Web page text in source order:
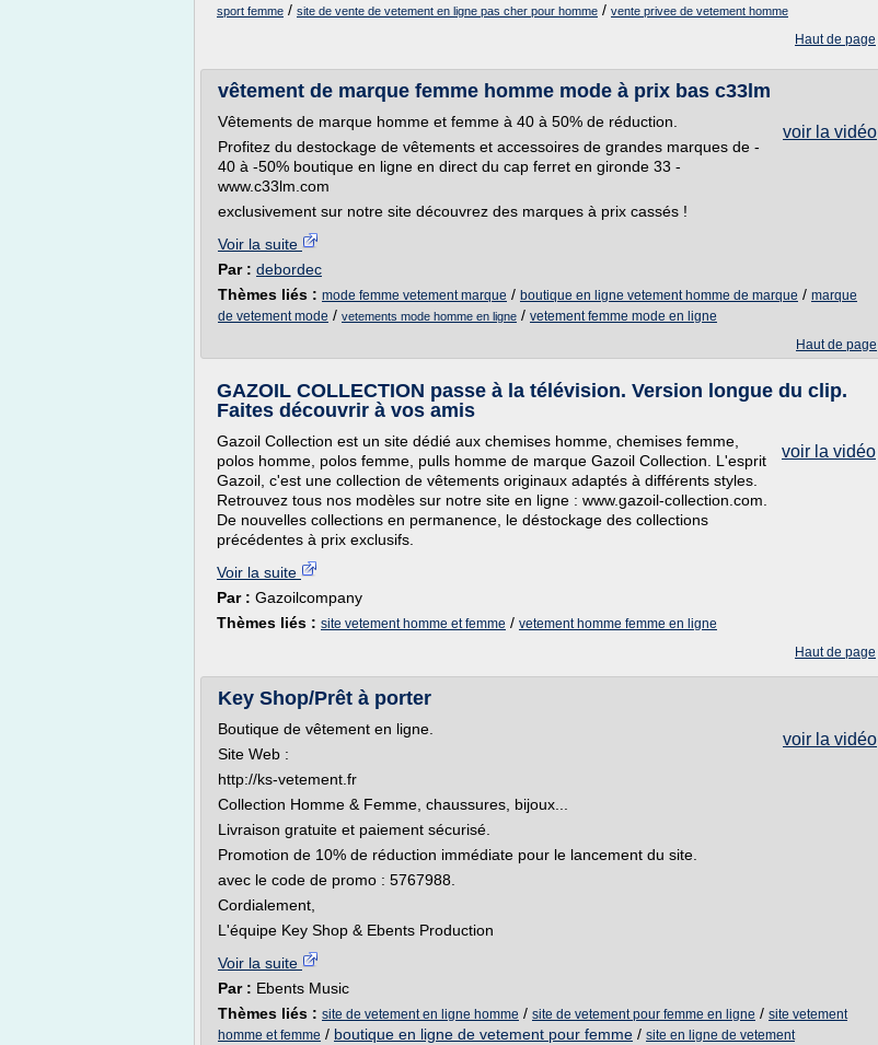
sport femme / site de vente de vetement en ligne pas cher pour homme / vente privee de vetement homme
Haut de page
vêtement de marque femme homme mode à prix bas c33lm
voir la vidéo
Vêtements de marque homme et femme à 40 à 50% de réduction.
Profitez du destockage de vêtements et accessoires de grandes marques de -
40 à -50% boutique en ligne en direct du cap ferret en gironde 33 -
www.c33lm.com
exclusivement sur notre site découvrez des marques à prix cassés !
Voir la suite
Par : debordec
Thèmes liés : mode femme vetement marque / boutique en ligne vetement homme de marque / marque
de vetement mode / vetements mode homme en ligne / vetement femme mode en ligne
Haut de page
GAZOIL COLLECTION passe à la télévision. Version longue du clip.
Faites découvrir à vos amis
voir la vidéo
Gazoil Collection est un site dédié aux chemises homme, chemises femme,
polos homme, polos femme, pulls homme de marque Gazoil Collection. L'esprit
Gazoil, c'est une collection de vêtements originaux adaptés à différents styles.
Retrouvez tous nos modèles sur notre site en ligne : www.gazoil-collection.com.
De nouvelles collections en permanence, le déstockage des collections
précédentes à prix exclusifs.
Voir la suite
Par : Gazoilcompany
Thèmes liés : site vetement homme et femme / vetement homme femme en ligne
Haut de page
Key Shop/Prêt à porter
voir la vidéo
Boutique de vêtement en ligne.
Site Web :
http://ks-vetement.fr
Collection Homme & Femme, chaussures, bijoux...
Livraison gratuite et paiement sécurisé.
Promotion de 10% de réduction immédiate pour le lancement du site.
avec le code de promo : 5767988.
Cordialement,
L'équipe Key Shop & Ebents Production
Voir la suite
Par : Ebents Music
Thèmes liés : site de vetement en ligne homme / site de vetement pour femme en ligne / site vetement
homme et femme / boutique en ligne de vetement pour femme / site en ligne de vetement